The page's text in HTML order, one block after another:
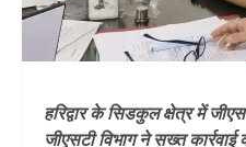
हरिद्वार के सिडकुल क्षेत्र में
जीएसटी विभाग ने सख्त कार्रवाई